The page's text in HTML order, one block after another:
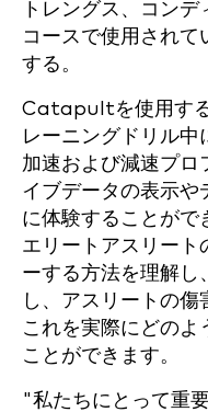
トレングス、コン
コースで使用されて
する。
Catapultを使用す
レーニングドリル中
加速および減速プロ
イブデータの表示や
に体験することがで
エリートアスリート
ーする方法を理解し
し、アスリートの傷
これを実際にどのよ
ことができます。
"私たちにとって重